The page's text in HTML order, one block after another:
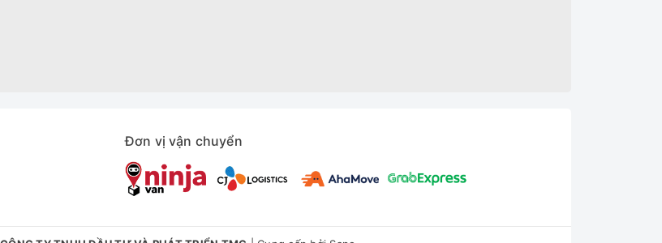
Đơn vị vận chuyển